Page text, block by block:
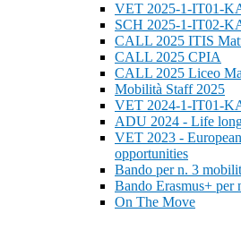
VET 2025-1-IT01-
SCH 2025-1-IT02-
CALL 2025 ITIS
CALL 2025 CPIA
CALL 2025 Liceo
Mobilità Staff 2025
VET 2024-1-IT01-
ADU 2024 - Life
VET 2023 -
opportunities
Bando per n. 3
Bando Erasmus+ per
On The Move